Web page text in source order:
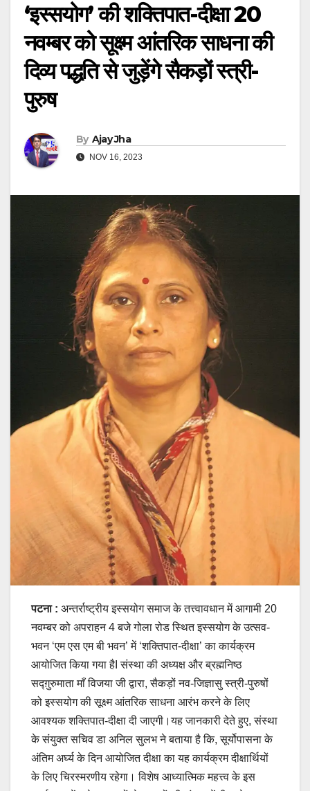
‘इस्सयोग’ की शक्तिपात-दीक्षा 20
नवम्बर को सूक्ष्म आंतरिक साधना की
दिव्य पद्धति से जुड़ेंगे सैकड़ों स्त्री-
पुरुष
By Ajay Jha
NOV 16, 2023
पटना : अन्तर्राष्ट्रीय इस्सयोग समाज के तत्त्वावधान में आगामी 20
नवम्बर को अपराहन 4 बजे गोला रोड स्थित इस्सयोग के उत्सव-
भवन ‘एम एस एम बी भवन’ में ‘शक्तिपात-दीक्षा’ का कार्यक्रम
आयोजित किया गया हैI संस्था की अध्यक्ष और ब्रह्मनिष्ठ
सद्ग़ुरुमाता माँ विजया जी द्वारा, सैकड़ों नव-जिज्ञासु स्त्री-पुरुषों
को इस्सयोग की सूक्ष्म आंतरिक साधना आरंभ करने के लिए
आवश्यक शक्तिपात-दीक्षा दी जाएगी।यह जानकारी देते हुए, संस्था
के संयुक्त सचिव डा अनिल सुलभ ने बताया है कि, सूर्योपासना के
अंतिम अर्घ्य के दिन आयोजित दीक्षा का यह कार्यक्रम दीक्षार्थियों
के लिए चिरस्मरणीय रहेगा। विशेष आध्यात्मिक महत्त्व के इस